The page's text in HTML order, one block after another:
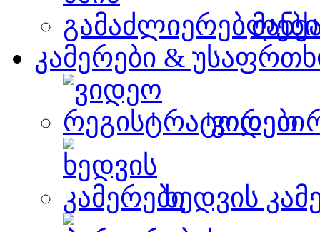
კამერები &
ვიდეო
ხედვის